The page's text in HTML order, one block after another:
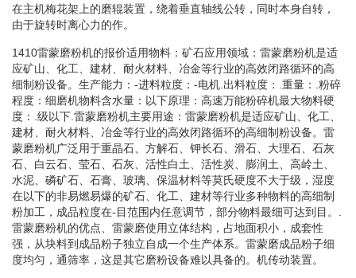
在主机梅花架上的磨辊装置，绕着垂直轴线公转，同时本身自转，
由于旋转时离心力的作。
1410雷蒙磨粉机的报价适用物料：矿石应用领域：雷蒙磨粉机是适
应矿山、化工、建材、耐火材料、冶金等行业的高效闭路循环的高
细制粉设备。生产能力：-进料粒度：-电机.出料粒度：.重量：.粉碎
程度：细磨机物料含水量：以下原理：高速万能粉碎机最大物料硬
度：.级以下.雷蒙磨粉机主要用途：雷蒙磨粉机是适应矿山、化工、
建材、耐火材料、冶金等行业的高效闭路循环的高细制粉设备。雷
蒙磨粉机广泛用于重晶石、方解石、钾长石、滑石、大理石、石灰
石、白云石、莹石、石灰、活性白土、活性炭、膨润土、高岭土、
水泥、磷矿石、石膏、玻璃、保温材料等莫氏硬度不大于级，湿度
在以下的非易燃易爆的矿石、化工、建材等行业多种物料的高细制
粉加工，成品粒度在-目范围内任意调节，部分物料最细可达到目。.
雷蒙磨粉机的优点、雷蒙磨使用立体结构，占地面积小，成套性
强，从块料到成品粉子独立自成一个生产体系。雷蒙磨成品粉子细
度均匀，通筛率，这是其它磨粉设备难以具备的。机传动装置。